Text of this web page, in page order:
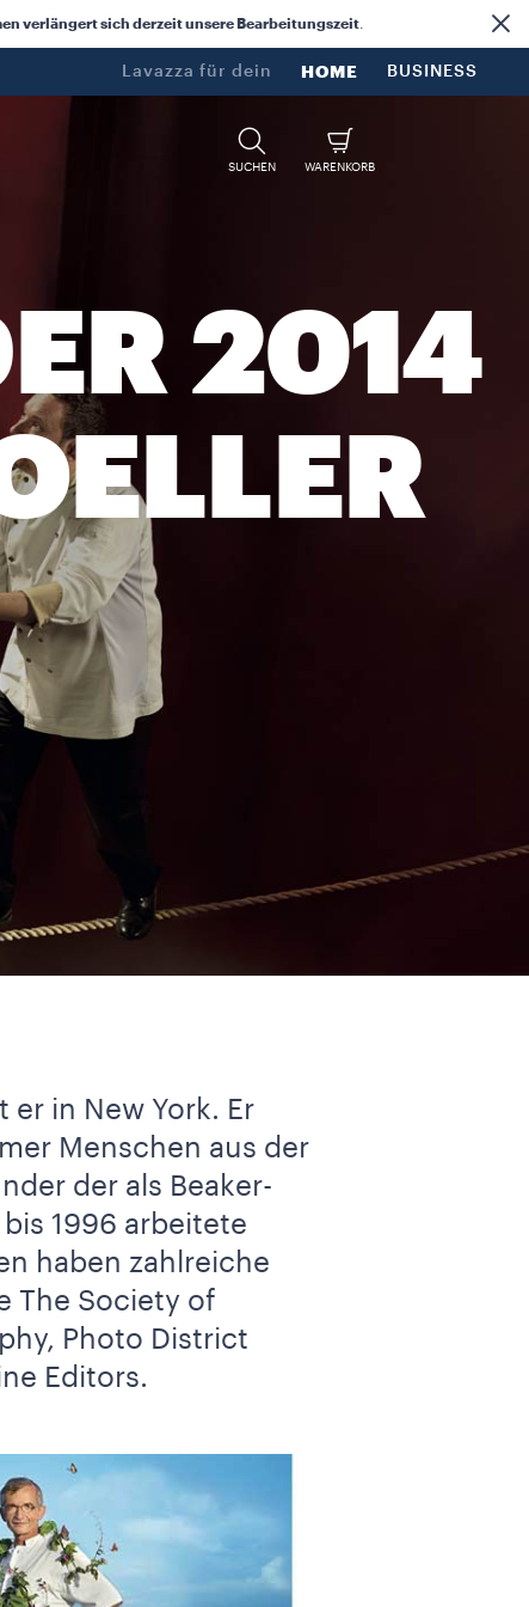
verlängert sich derzeit unsere Bearbeitungszeit
Lavazza für dein​ HOME BUSINESS
SUCHEN WARENKORB
2014
in New York. Er
Menschen aus der
der als Beaker-
1996 arbeitete
haben zahlreiche
The Society of
Photo District
Editors.